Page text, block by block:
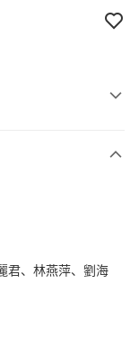
、林燕萍、劉海